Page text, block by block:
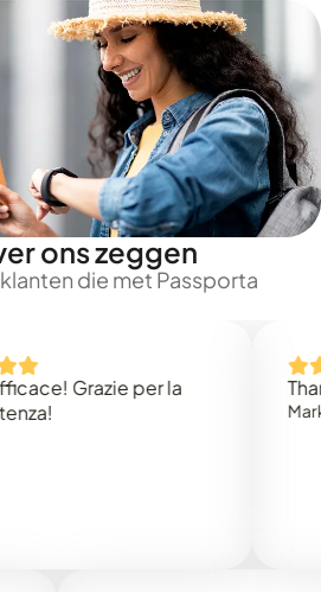
ons zeggen
die met Passporta
Grazie per la
Thank